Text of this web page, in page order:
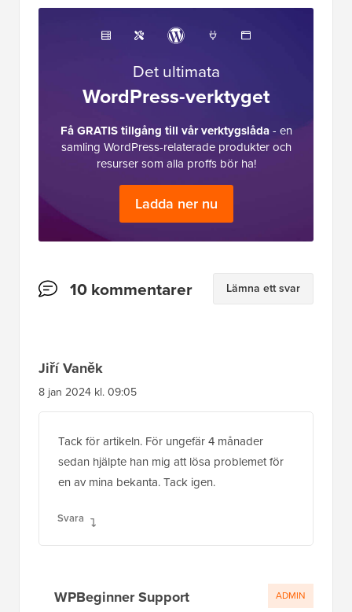
Det ultimata
WordPress-verktyget
Få GRATIS tillgång till vår verktygslåda- en
samling WordPress-relaterade produkter och
resurser som alla proffs bör ha!
Ladda ner nu
Läsarnas10 kommentarer Lämna ett svar
Jiří Vaněk
8 jan 2024 kl. 09:05
Tack för artikeln. För ungefär 4 månader
sedan hjälpte han mig att lösa problemet för
en av mina bekanta. Tack igen.
Svara
WPBeginner Support ADMIN